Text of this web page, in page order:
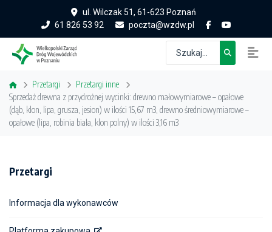
ul. Wilczak 51, 61-623 Poznań
61 826 53 92
poczta@wzdw.pl
Przetargi
Przetargi inne
Sprzedaż drewna z przydrożnej wycinki: drewno małowymiarowe – opałowe
(dąb, klon, lipa, grusza, jesion) w ilości 15,67 m3, drewno średniowymiarowe –
opałowe (lipa, robinia biała, klon polny) w ilości 3,16 m3
Przetargi
Informacja dla wykonawców